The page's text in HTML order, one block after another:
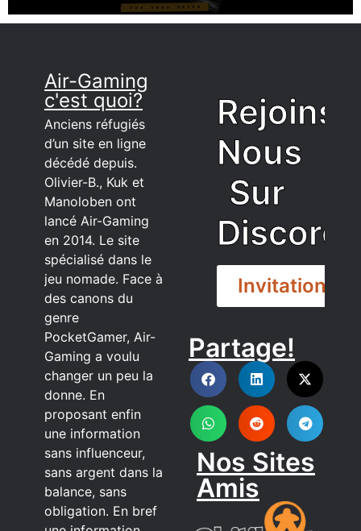
Air-Gaming
c'est quoi?
Anciens réfugiés
d’un site en ligne
décédé depuis.
Olivier-B., Kuk et
Manoloben ont
lancé Air-Gaming
en 2014. Le site
spécialisé dans le
jeu nomade. Face à
des canons du
genre
PocketGamer, Air-
Gaming a voulu
changer un peu la
donne. En
proposant enfin
une information
sans influenceur,
sans argent dans la
balance, sans
obligation. En bref
Rejoins
Nous
Sur
Discord
Invitation
DISCORD
Partage!
Nos Sites
Amis